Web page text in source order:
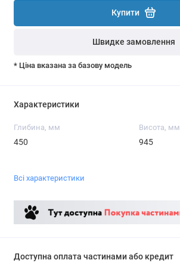
Купити
Швидке замовлення
* Ціна вказана за базову модель
Характеристики
Глибина, мм
450
Висота, мм
945
Всі характеристики
Доступна оплата частинами або кредит